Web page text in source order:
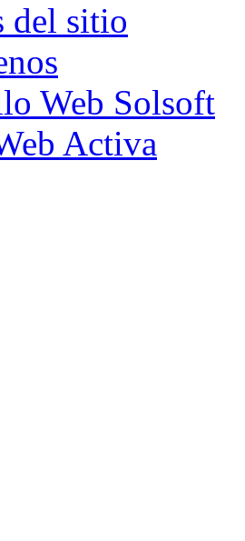
del sitio
Web Solsoft
Activa